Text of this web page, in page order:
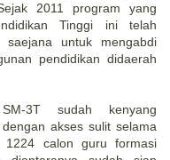
2011 program yang
Tinggi ini telah
saejana untuk mengabdi
pendidikan didaerah
3T sudah kenyang
akses sulit selama
calon guru formasi